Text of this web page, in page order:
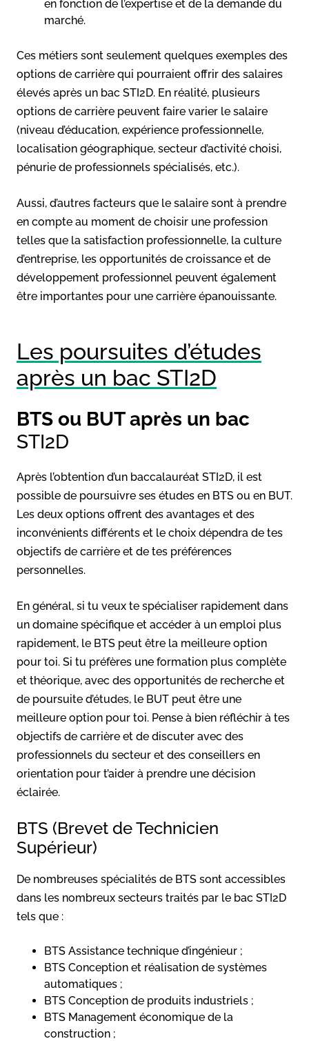
en fonction de l’expertise et de la demande du
marché.
Ces métiers sont seulement quelques exemples des
options de carrière qui pourraient offrir des salaires
élevés après un bac STI2D. En réalité, plusieurs
options de carrière peuvent faire varier le salaire
(niveau d’éducation, expérience professionnelle,
localisation géographique, secteur d’activité choisi,
pénurie de professionnels spécialisés, etc.).
Aussi, d’autres facteurs que le salaire sont à prendre
en compte au moment de choisir une profession
telles que la satisfaction professionnelle, la culture
d’entreprise, les opportunités de croissance et de
développement professionnel peuvent également
être importantes pour une carrière épanouissante.
Les poursuites d’études
après un bac STI2D
BTS ou BUT après un bac
STI2D
Après l’obtention d’un baccalauréat STI2D, il est
possible de poursuivre ses études en BTS ou en BUT.
Les deux options offrent des avantages et des
inconvénients différents et le choix dépendra de tes
objectifs de carrière et de tes préférences
personnelles.
En général, si tu veux te spécialiser rapidement dans
un domaine spécifique et accéder à un emploi plus
rapidement, le BTS peut être la meilleure option
pour toi. Si tu préfères une formation plus complète
et théorique, avec des opportunités de recherche et
de poursuite d’études, le BUT peut être une
meilleure option pour toi. Pense à bien réfléchir à tes
objectifs de carrière et de discuter avec des
professionnels du secteur et des conseillers en
orientation pour t’aider à prendre une décision
éclairée.
BTS (Brevet de Technicien
Supérieur)
De nombreuses spécialités de BTS sont accessibles
dans les nombreux secteurs traités par le bac STI2D
tels que :
BTS Assistance technique d’ingénieur ;
BTS Conception et réalisation de systèmes
automatiques ;
BTS Conception de produits industriels ;
BTS Management économique de la
construction ;